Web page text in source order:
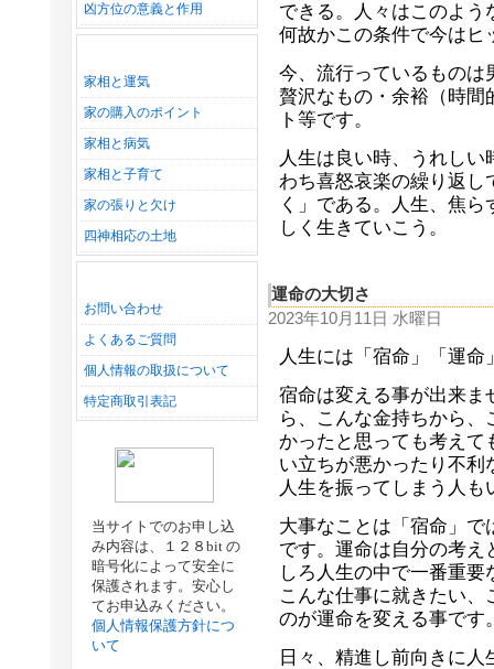
凶方位の意義と作用
家相と運気
家の購入のポイント
家相と病気
家相と子育て
家の張りと欠け
四神相応の土地
お問い合わせ
よくあるご質問
個人情報の取扱について
特定商取引表記
当サイトでのお申し込
み内容は、１２８bit の
暗号化によって安全に
保護されます。安心し
てお申込みください。
個人情報保護方針につ
いて
できる。人々はこのよ
何故かこの条件で今はヒ
今、流行っているものは
贅沢なもの・余裕（時間
ト等です。
人生は良い時、うれし
わち喜怒哀楽の繰り返し
く」である。人生、焦
しく生きていこう。
運命の大切さ
2023年10月11日 水曜日
人生には「宿命」「運
宿命は変える事が出来ま
ら、こんな金持ちから
かったと思っても考え
い立ちが悪かったり不
人生を振ってしまう人も
大事なことは「宿命」
です。運命は自分の考
しろ人生の中で一番重
こんな仕事に就きたい
のが運命を変える事です
日々、精進し前向きに